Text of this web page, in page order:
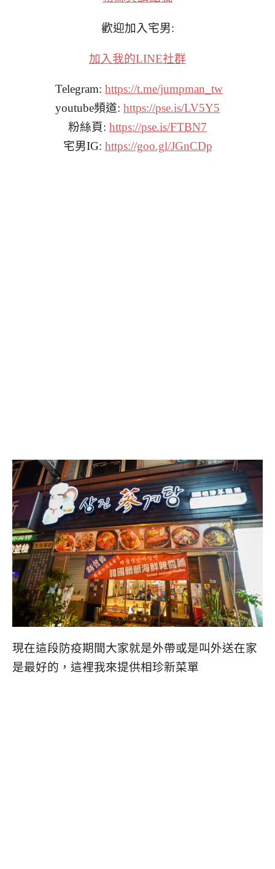
歡迎加入宅男:
加入我的LINE社群
Telegram: https://t.me/jumpman_tw
youtube頻道: https://pse.is/LV5Y5
粉絲頁: https://pse.is/FTBN7
宅男IG: https://goo.gl/JGnCDp
現在這段防疫期間大家就是外帶或是叫外送在家
是最好的，這裡我來提供相珍新菜單